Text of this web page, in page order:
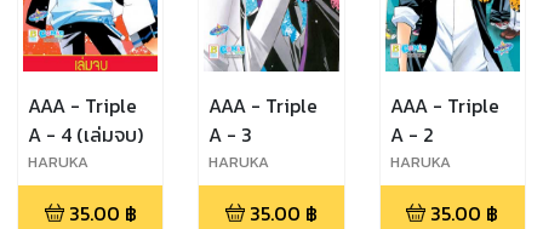
AAA - Triple
A - 4 (เล่มจบ)
HARUKA
FUKUSHIMA
35.00 ฿
AAA - Triple
A - 3
HARUKA
FUKUSHIMA
35.00 ฿
AAA - Triple
A - 2
HARUKA
FUKUSHIMA
35.00 ฿